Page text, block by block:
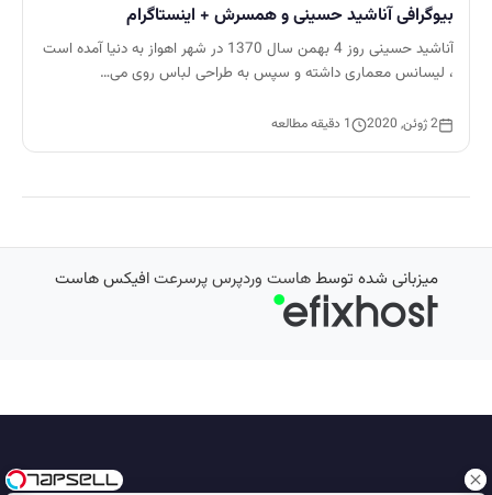
بیوگرافی آناشید حسینی و همسرش + اینستاگرام
آناشید حسینی روز 4 بهمن سال 1370 در شهر اهواز به دنیا آمده است
، لیسانس معماری داشته و سپس به طراحی لباس روی می…
2 ژوئن, 2020 1 دقیقه مطالعه
میزبانی شده توسطهاست وردپرس پرسرعتافیکس هاست